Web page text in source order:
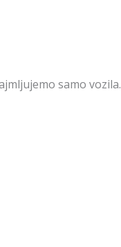
samo vozila.